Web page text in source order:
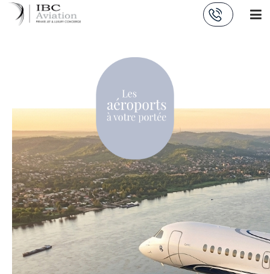
Panneau de gestion des cookies